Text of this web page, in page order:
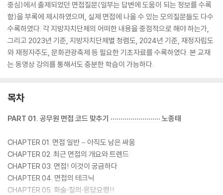
중심)에서 출제되었던 면접질문(일부는 답변에 도움이 되는 정보를 수록
함)을 부록에 제시하였으며, 실제 면접에 나올 수 있는 모의질문들도 다수
수록하였다. 각 지방자치단체의 어떠한 내용을 중점적으로 해야 하는가,
그리고 2023년 기준, 지방자치단체별 청렴도, 2024년 기준, 재정자립도
와 재정자주도, 문화관광축제 등 필요한 기초자료를 수록하였다. 본 교재
는 동영상 강의를 통해서도 충분한 학습이 가능하다.
목차
PART 01. 공무원 면접 코드 맞추기 ························· 노종태
CHAPTER 01. 면접 일반－아직도 남은 싸움
CHAPTER 02. 최근 면접의 개요와 트렌드
CHAPTER 03. 면접! 이것이 궁금하다
CHAPTER 04. 면접의 테크닉
CHAPTER 05. 화술·질의·응답요령!!